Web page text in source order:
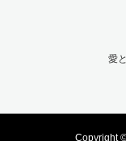
愛
Copyright